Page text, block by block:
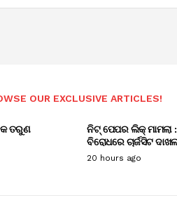
OUR EXCLUSIVE ARTICLES!
ତରୁଣ
ନିଟ୍ ପେପର ଲିକ୍
ବିରୋଧରେ ଚାର୍ଜସିଟ
20 hours ago